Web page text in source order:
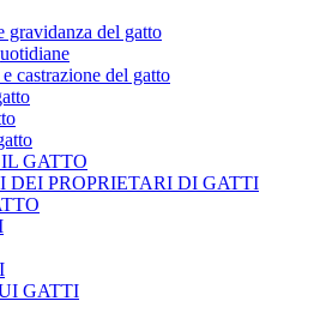
gravidanza del gatto
castrazione del gatto
GATTO
DEI PROPRIETARI DI GATTI
GATTI